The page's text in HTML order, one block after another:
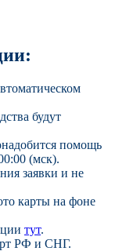
будут
помощь
(мск).
заявки и не
карты на фоне
тут.
РФ и СНГ.